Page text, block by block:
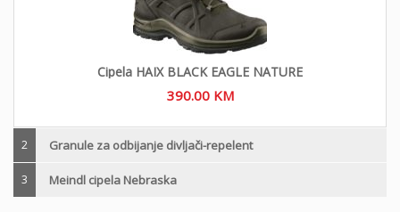
Cipela HAIX BLACK EAGLE NATURE
390.00 KM
2 Granule za odbijanje divljači-repelent
3 Meindl cipela Nebraska